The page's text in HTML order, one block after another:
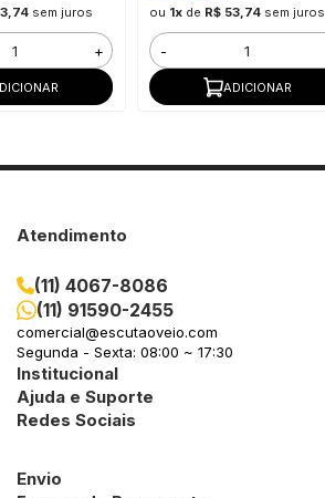
sem juros
+
ou 1x de R$ 53,74 sem juros
-
ADICIONAR
Atendimento
(11) 4067-8086
(11) 91590-2455
comercial@escutaoveio.com
Segunda - Sexta: 08:00 ~ 17:30
Institucional
Ajuda e Suporte
Redes Sociais
Envio